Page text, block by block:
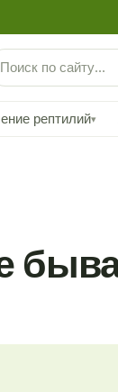
рептилий▾